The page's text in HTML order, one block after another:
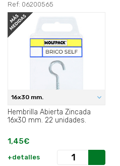
Ref: 06200565
16x30 mm.
Hembrilla Abierta Zincada
16x30 mm. 22 unidades.
1,45€
+detalles